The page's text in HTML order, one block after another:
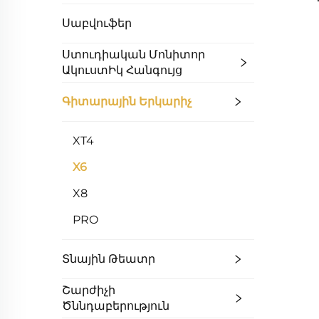
Սաբվուֆեր
Ստուդիական Մոնիտոր
ԱկուստԻկ Հանգույց
Գիտարային Երկարիչ
XT4
X6
X8
PRO
Տնային Թեատր
Շարժիչի
Ծննդաբերություն